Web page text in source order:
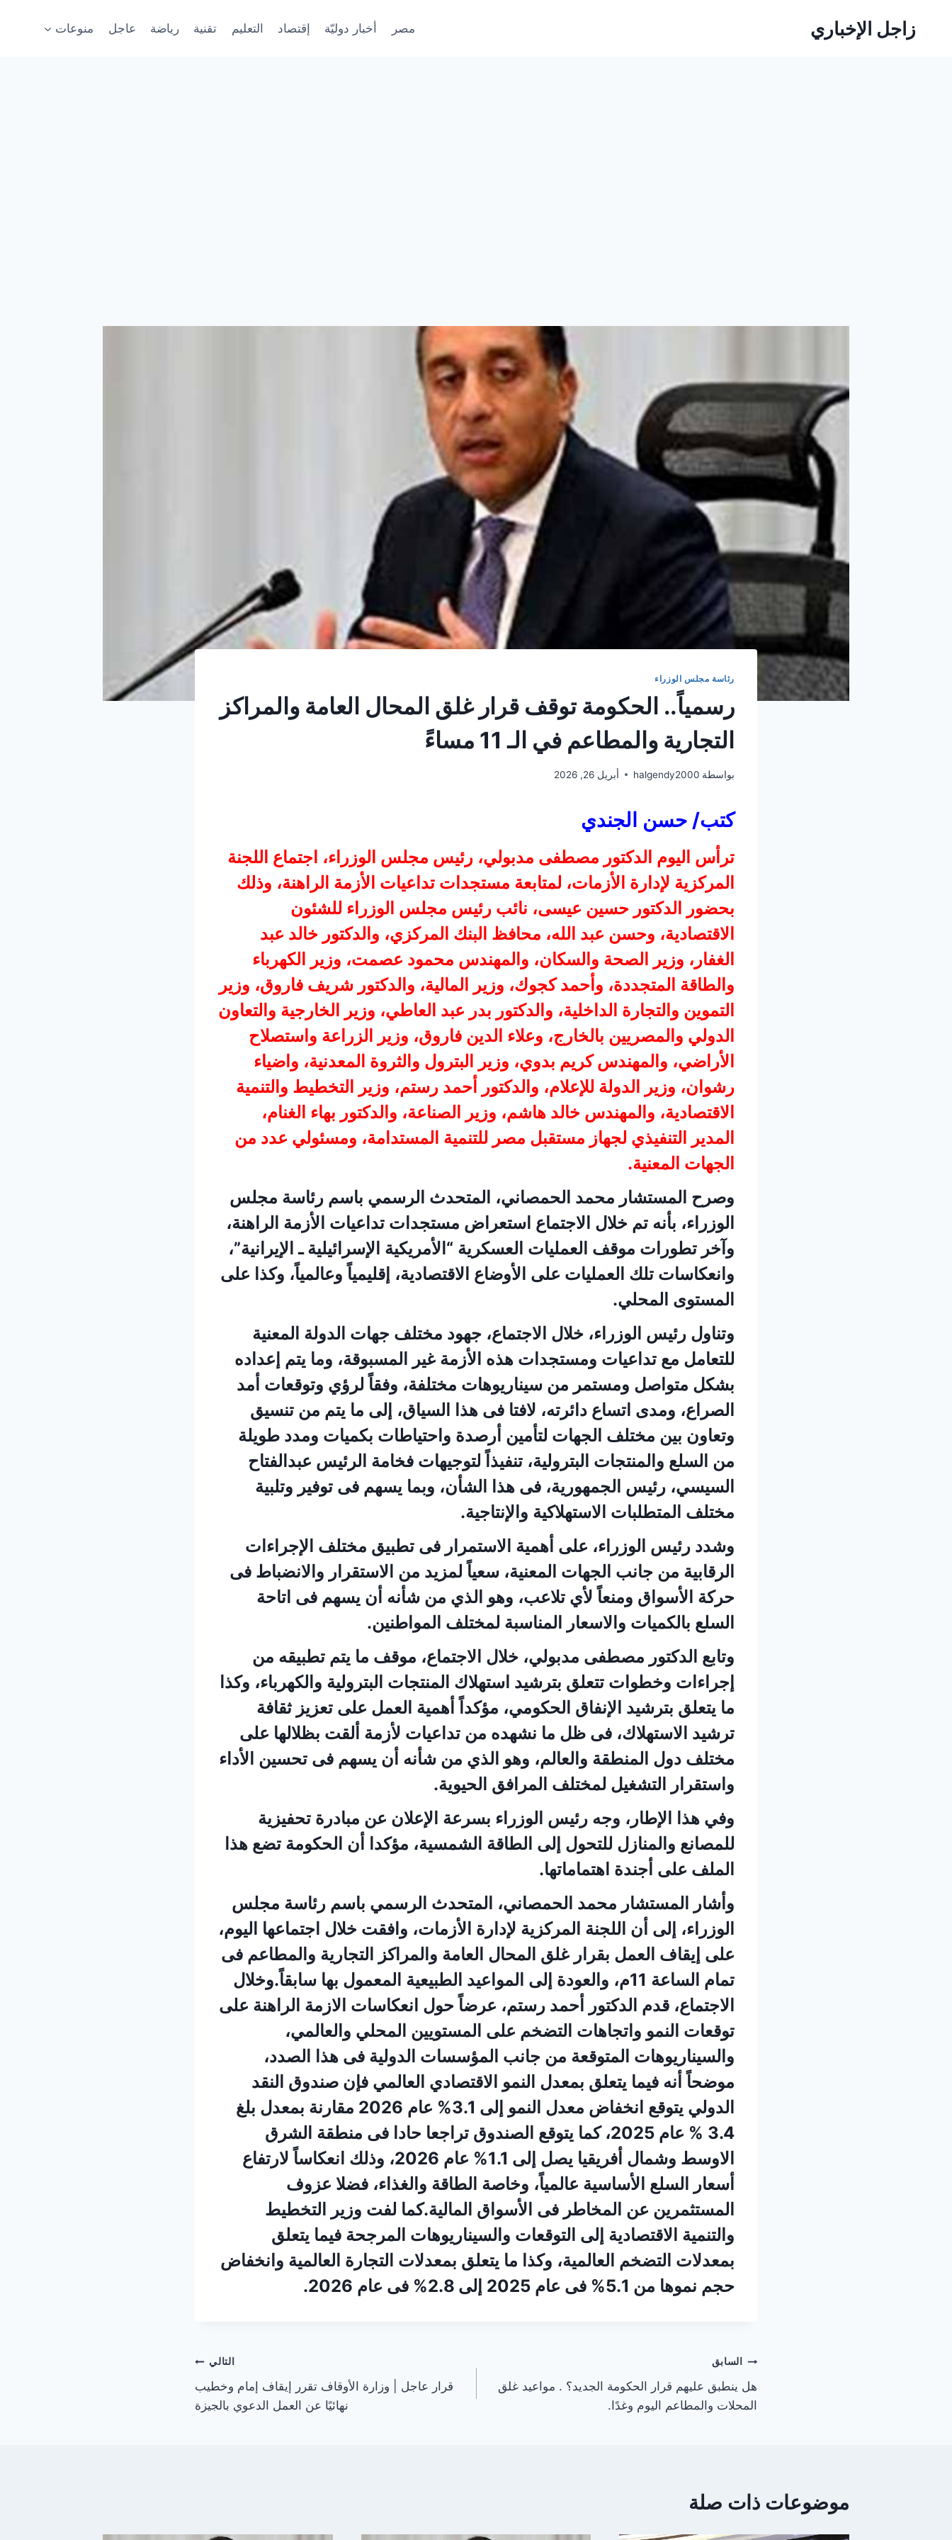
زاجل الإخباري مصر أخبار دوليّة إقتصاد التعليم تقنية رياضة عاجل منوعات
رئاسة مجلس الوزراء
رسمياً.. الحكومة توقف قرار غلق المحال العامة والمراكز
التجارية والمطاعم في الـ 11 مساءً
بواسطة halgendy2000 أبريل 26, 2026
كتب/ حسن الجندي
ترأس اليوم الدكتور مصطفى مدبولي، رئيس مجلس الوزراء، اجتماع اللجنة
المركزية لإدارة الأزمات، لمتابعة مستجدات تداعيات الأزمة الراهنة، وذلك
بحضور الدكتور حسين عيسى، نائب رئيس مجلس الوزراء للشئون
الاقتصادية، وحسن عبد الله، محافظ البنك المركزي، والدكتور خالد عبد
الغفار، وزير الصحة والسكان، والمهندس محمود عصمت، وزير الكهرباء
والطاقة المتجددة، وأحمد كجوك، وزير المالية، والدكتور شريف فاروق، وزير
التموين والتجارة الداخلية، والدكتور بدر عبد العاطي، وزير الخارجية والتعاون
الدولي والمصريين بالخارج، وعلاء الدين فاروق، وزير الزراعة واستصلاح
الأراضي، والمهندس كريم بدوي، وزير البترول والثروة المعدنية، واضياء
رشوان، وزير الدولة للإعلام، والدكتور أحمد رستم، وزير التخطيط والتنمية
الاقتصادية، والمهندس خالد هاشم، وزير الصناعة، والدكتور بهاء الغنام،
المدير التنفيذي لجهاز مستقبل مصر للتنمية المستدامة، ومسئولي عدد من
الجهات المعنية.
وصرح المستشار محمد الحمصاني، المتحدث الرسمي باسم رئاسة مجلس
الوزراء، بأنه تم خلال الاجتماع استعراض مستجدات تداعيات الأزمة الراهنة،
وآخر تطورات موقف العمليات العسكرية “الأمريكية الإسرائيلية ـ الإيرانية”،
وانعكاسات تلك العمليات على الأوضاع الاقتصادية، إقليمياً وعالمياً، وكذا على
المستوى المحلي.
وتناول رئيس الوزراء، خلال الاجتماع، جهود مختلف جهات الدولة المعنية
للتعامل مع تداعيات ومستجدات هذه الأزمة غير المسبوقة، وما يتم إعداده
بشكل متواصل ومستمر من سيناريوهات مختلفة، وفقاً لرؤي وتوقعات أمد
الصراع، ومدى اتساع دائرته، لافتا فى هذا السياق، إلى ما يتم من تنسيق
وتعاون بين مختلف الجهات لتأمين أرصدة واحتياطات بكميات ومدد طويلة
من السلع والمنتجات البترولية، تنفيذاً لتوجيهات فخامة الرئيس عبدالفتاح
السيسي، رئيس الجمهورية، فى هذا الشأن، وبما يسهم فى توفير وتلبية
مختلف المتطلبات الاستهلاكية والإنتاجية.
وشدد رئيس الوزراء، على أهمية الاستمرار فى تطبيق مختلف الإجراءات
الرقابية من جانب الجهات المعنية، سعياً لمزيد من الاستقرار والانضباط فى
حركة الأسواق ومنعاً لأي تلاعب، وهو الذي من شأنه أن يسهم فى اتاحة
السلع بالكميات والاسعار المناسبة لمختلف المواطنين.
وتابع الدكتور مصطفى مدبولي، خلال الاجتماع، موقف ما يتم تطبيقه من
إجراءات وخطوات تتعلق بترشيد استهلاك المنتجات البترولية والكهرباء، وكذا
ما يتعلق بترشيد الإنفاق الحكومي، مؤكداً أهمية العمل على تعزيز ثقافة
ترشيد الاستهلاك، فى ظل ما نشهده من تداعيات لأزمة ألقت بظلالها على
مختلف دول المنطقة والعالم، وهو الذي من شأنه أن يسهم فى تحسين الأداء
واستقرار التشغيل لمختلف المرافق الحيوية.
وفي هذا الإطار، وجه رئيس الوزراء بسرعة الإعلان عن مبادرة تحفيزية
للمصانع والمنازل للتحول إلى الطاقة الشمسية، مؤكدا أن الحكومة تضع هذا
الملف على أجندة اهتماماتها.
وأشار المستشار محمد الحمصاني، المتحدث الرسمي باسم رئاسة مجلس
الوزراء، إلى أن اللجنة المركزية لإدارة الأزمات، وافقت خلال اجتماعها اليوم،
على إيقاف العمل بقرار غلق المحال العامة والمراكز التجارية والمطاعم فى
تمام الساعة 11م، والعودة إلى المواعيد الطبيعية المعمول بها سابقاً.وخلال
الاجتماع، قدم الدكتور أحمد رستم، عرضاً حول انعكاسات الازمة الراهنة على
توقعات النمو واتجاهات التضخم على المستويين المحلي والعالمي،
والسيناريوهات المتوقعة من جانب المؤسسات الدولية فى هذا الصدد،
موضحاً أنه فيما يتعلق بمعدل النمو الاقتصادي العالمي فإن صندوق النقد
الدولي يتوقع انخفاض معدل النمو إلى 3.1% عام 2026 مقارنة بمعدل بلغ
3.4 % عام 2025، كما يتوقع الصندوق تراجعا حادا فى منطقة الشرق
الاوسط وشمال أفريقيا يصل إلى 1.1% عام 2026، وذلك انعكاساً لارتفاع
أسعار السلع الأساسية عالمياً، وخاصة الطاقة والغذاء، فضلا عزوف
المستثمرين عن المخاطر فى الأسواق المالية.كما لفت وزير التخطيط
والتنمية الاقتصادية إلى التوقعات والسيناريوهات المرجحة فيما يتعلق
بمعدلات التضخم العالمية، وكذا ما يتعلق بمعدلات التجارة العالمية وانخفاض
حجم نموها من 5.1% فى عام 2025 إلى 2.8% فى عام 2026.
تصفّح
المقالات
السابق
هل ينطبق عليهم قرار الحكومة الجديد؟ . مواعيد غلق
المحلات والمطاعم اليوم وغدًا.
التالي
قرار عاجل | وزارة الأوقاف تقرر إيقاف إمام وخطيب
نهائيًا عن العمل الدعوي بالجيزة
موضوعات ذات صلة